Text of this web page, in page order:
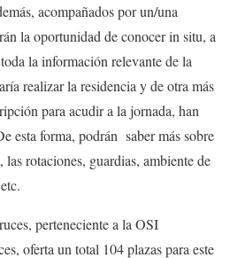
acompañados por un/una
la oportunidad de conocer in situ, a
la información relevante de la
realizar la residencia y de otra más
para acudir a la jornada, han
esta forma, podrán saber más sobre
rotaciones, guardias, ambiente de
perteneciente a la OSI
oferta un total 104 plazas para este